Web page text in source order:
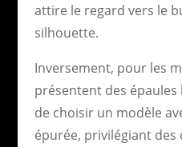
attire le regard vers le
silhouette.
Inversement, pour les
présentent des épaules
de choisir un modèle
épurée, privilégiant des